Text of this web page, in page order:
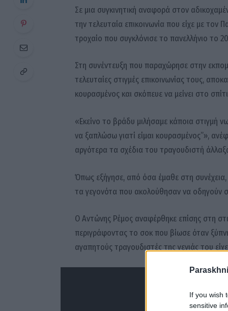
If you wish
sensitive
Σε μια συγκινητική αναφορά στον
την τελευταία επικοινωνία που είχε με τον
τροχαίο που συγκλόνισε το πανελλήνιο το
Στη συνέντευξη που παραχώρησε στην
τελευταίες στιγμές επικοινωνίας τους,
κουρασμένος και σκόπευε να μείνει στο
«Εκείνο το βράδυ μιλήσαμε κάποια
να ξαπλώσω γιατί είμαι κουρασμένος”»,
αργότερα τα σχέδια του τραγουδιστή
Όπως εξήγησε, από όσα έμαθε στη συνέχεια,
τα γεγονότα που ακολούθησαν να οδηγούν
Ο Αντώνης Ρέμος αναφέρθηκε επίσης στη
περιγράφοντας το σοκ που βίωσε όταν
αγαπητούς τραγουδιστές της γενιάς του